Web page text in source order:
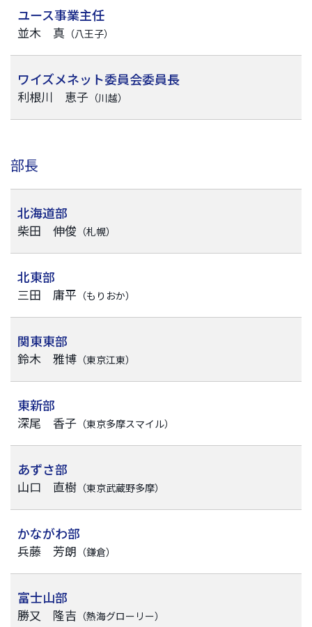
ユース事業主任
並木 真 （八王子）
ワイズメネット委員会委員長
利根川 恵子 （川越）
部長
北海道部
柴田 伸俊 （札幌）
北東部
三田 庸平 （もりおか）
関東東部
鈴木 雅博 （東京江東）
東新部
深尾 香子 （東京多摩スマイル）
あずさ部
山口 直樹 （東京武蔵野多摩）
かながわ部
兵藤 芳朗 （鎌倉）
富士山部
勝又 隆吉 （熱海グローリー）